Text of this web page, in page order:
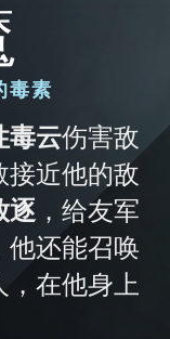
毒素
毒云伤害敌
接近他的敌
逐 ，给友军
他还能召唤
，在他身上